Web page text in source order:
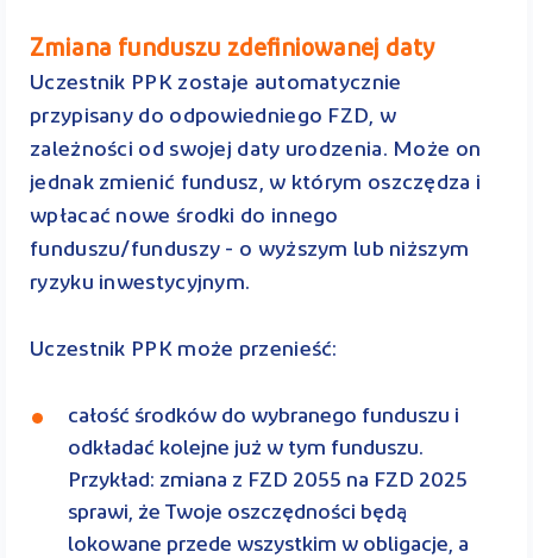
Zmiana funduszu zdefiniowanej daty
Uczestnik PPK zostaje automatycznie
przypisany do odpowiedniego FZD, w
zależności od swojej daty urodzenia. Może on
jednak zmienić fundusz, w którym oszczędza i
wpłacać nowe środki do innego
funduszu/funduszy - o wyższym lub niższym
ryzyku inwestycyjnym.
Uczestnik PPK może przenieść:
całość środków do wybranego funduszu i
odkładać kolejne już w tym funduszu.
Przykład: zmiana z FZD 2055 na FZD 2025
sprawi, że Twoje oszczędności będą
lokowane przede wszystkim w obligacje, a